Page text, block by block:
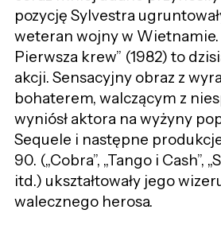
pozycję Sylvestra
weteran wojny w Wietnamie.
Pierwsza krew” (1982) to
akcji. Sensacyjny obraz z
bohaterem, walczącym z
wyniósł aktora na wyżyny
Sequele i następne
90. („Cobra”, „Tango i Cash”,
itd.) ukształtowały jego
walecznego herosa.